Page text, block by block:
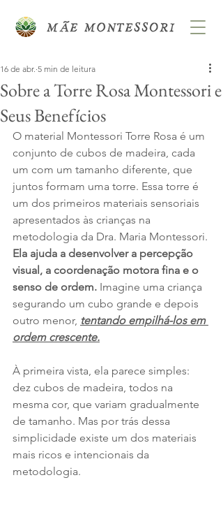
Sobre a Torre Rosa Montessori e
Seus Benefícios
16 de abr. 5 min de leitura
O material Montessori Torre Rosa é um
conjunto de cubos de madeira, cada
um com um tamanho diferente, que
juntos formam uma torre. Essa torre é
um dos primeiros materiais sensoriais
apresentados às crianças na
metodologia da Dra. Maria Montessori.
Ela ajuda a desenvolver a percepção
visual, a coordenação motora fina e o
senso de ordem. Imagine uma criança
segurando um cubo grande e depois
outro menor, tentando empilhá-los em
ordem crescente.
À primeira vista, ela parece simples:
dez cubos de madeira, todos na
mesma cor, que variam gradualmente
de tamanho. Mas por trás dessa
simplicidade existe um dos materiais
mais ricos e intencionais da
metodologia.